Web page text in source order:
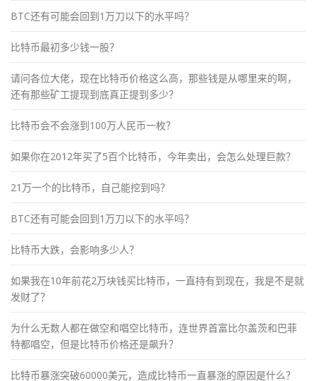
BTC还有可能会回到1万刀以下的水平吗？
比特币最初多少钱一股？
请问各位大佬，现在比特币价格这么高，那些钱是从哪里来的啊，
还有那些矿工提现到底真正提到多少？
比特币会不会涨到100万人民币一枚？
如果你在2012年买了5百个比特币，今年卖出，会怎么处理巨款？
21万一个的比特币，自己能挖到吗？
BTC还有可能会回到1万刀以下的水平吗？
比特币大跌，会影响多少人？
如果我在10年前花2万块钱买比特币，一直持有到现在，我是不是就
发财了？
为什么无数人都在做空和唱空比特币，连世界首富比尔盖茨和巴菲
特都唱空，但是比特币价格还是飙升？
比特币暴涨突破60000美元，造成比特币一直暴涨的原因是什么？